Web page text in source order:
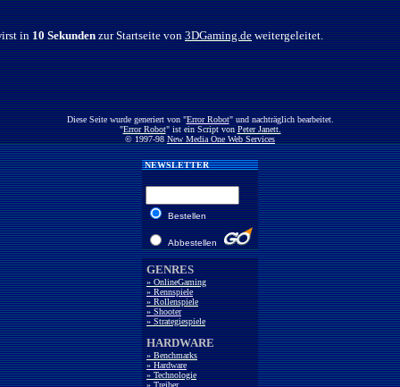
in10 Sekundenzur Startseite von3DGaming.deweitergeleitet.
Diese Seite wurde generiert von "Error Robot" und nachträglich bearbeitet.
"Error Robot" ist ein Script vonPeter Janett.
© 1997-98New Media One Web Services
NEWSLETTER
Bestellen
Abbestellen
GENRES
» OnlineGaming
» Rennspiele
» Rollenspiele
» Shooter
» Strategiespiele
HARDWARE
» Benchmarks
» Hardware
» Technologie
» Treiber